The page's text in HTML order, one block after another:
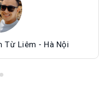
Từ Liêm - Hà Nội